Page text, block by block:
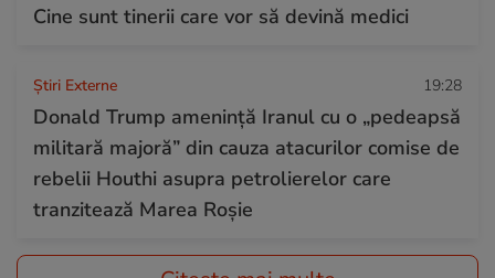
Cine sunt tinerii care vor să devină medici
Știri Externe 19:28
Donald Trump amenință Iranul cu o „pedeapsă
militară majoră” din cauza atacurilor comise de
rebelii Houthi asupra petrolierelor care
tranzitează Marea Roșie